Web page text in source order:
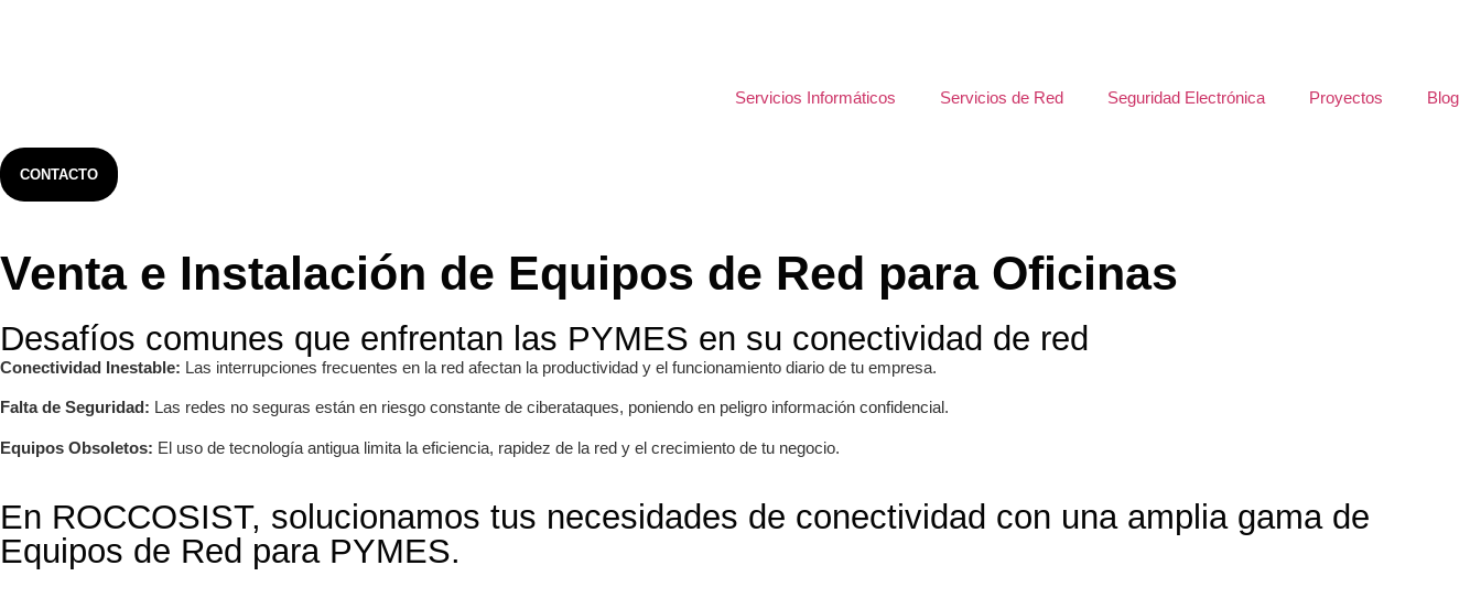
Servicios Informáticos Servicios de Red Seguridad Electrónica Proyectos Blog
CONTACTO
Venta e Instalación de Equipos de Red para Oficinas
Desafíos comunes que enfrentan las PYMES en su conectividad de red
Conectividad Inestable: Las interrupciones frecuentes en la red afectan la productividad y el funcionamiento diario de tu empresa.
Falta de Seguridad: Las redes no seguras están en riesgo constante de ciberataques, poniendo en peligro información confidencial.
Equipos Obsoletos: El uso de tecnología antigua limita la eficiencia, rapidez de la red y el crecimiento de tu negocio.
En ROCCOSIST, solucionamos tus necesidades de conectividad con una amplia gama de
Equipos de Red para PYMES.